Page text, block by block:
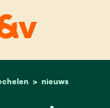
nieuws
exploderende